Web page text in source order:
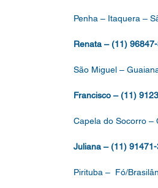
Penha – Itaquera –
Renata – (11)
São Miguel –
Francisco – (11)
Capela do Socorro –
Juliana – (11)
Pirituba – Fó/